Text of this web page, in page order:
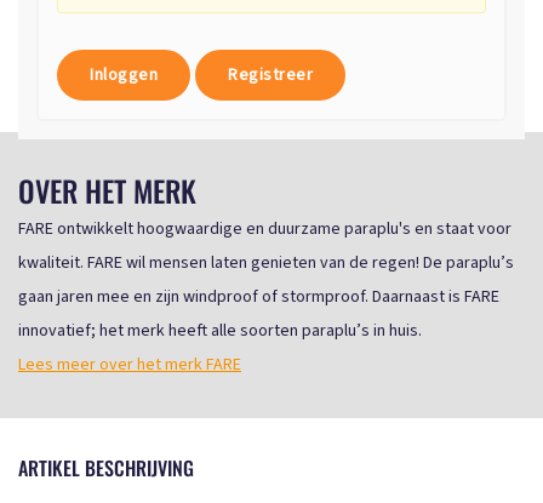
Inloggen Registreer
OVER HET MERK
FARE ontwikkelt hoogwaardige en duurzame paraplu's en staat voor
kwaliteit. FARE wil mensen laten genieten van de regen! De paraplu’s
gaan jaren mee en zijn windproof of stormproof. Daarnaast is FARE
innovatief; het merk heeft alle soorten paraplu’s in huis.
Lees meer over het merk FARE
ARTIKEL BESCHRIJVING